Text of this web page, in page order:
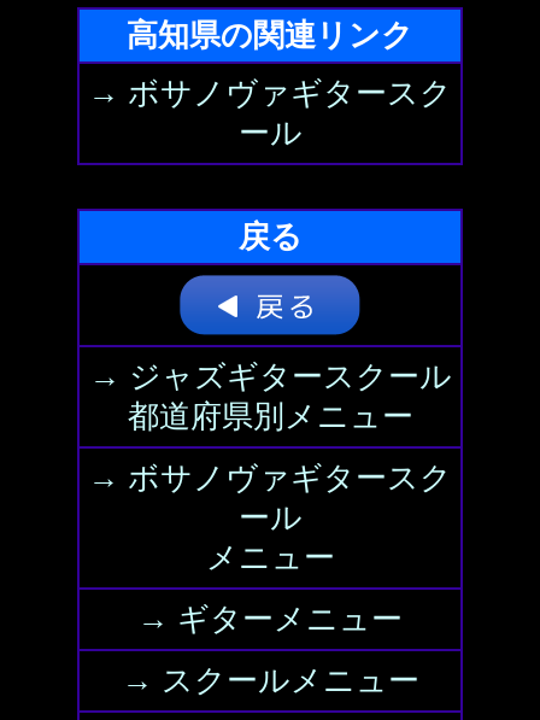
高知県の関連リンク
→ ボサノヴァギタースク
ール
戻る
→ ジャズギタースクール
都道府県別メニュー
→ ボサノヴァギタースク
ール
メニュー
→ ギターメニュー
→ スクールメニュー